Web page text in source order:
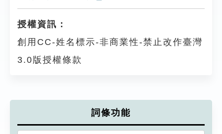
授權資訊：
創用CC-姓名標示-非商業性-禁止改作臺灣
3.0版授權條款
詞條功能